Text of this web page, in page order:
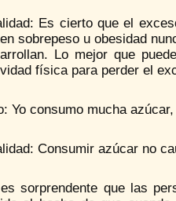
Es cierto que el
sobrepeso u obesidad
Lo mejor que
física para perder el
Yo consumo mucha
Consumir azúcar no
sorprendente que las